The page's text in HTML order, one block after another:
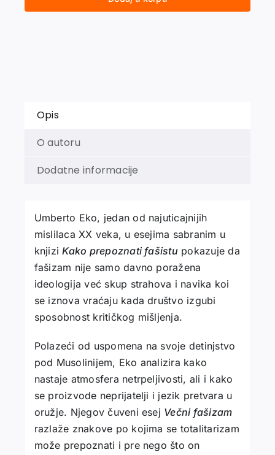
količina
Opis
O autoru
Dodatne informacije
Umberto Eko, jedan od najuticajnijih
mislilaca XX veka, u esejima sabranim u
knjiziKako prepoznati fašistu pokazuje da
fašizam nije samo davno poražena
ideologija već skup strahova i navika koi
se iznova vraćaju kada društvo izgubi
sposobnost kritičkog mišljenja.
Polazeći od uspomena na svoje detinjstvo
pod Musolinijem, Eko analizira kako
nastaje atmosfera netrpeljivosti, ali i kako
se proizvode neprijatelji i jezik pretvara u
oružje. Njegov čuveni esej Večni fašizam
razlaže znakove po kojima se totalitarizam
može prepoznati i pre nego što on